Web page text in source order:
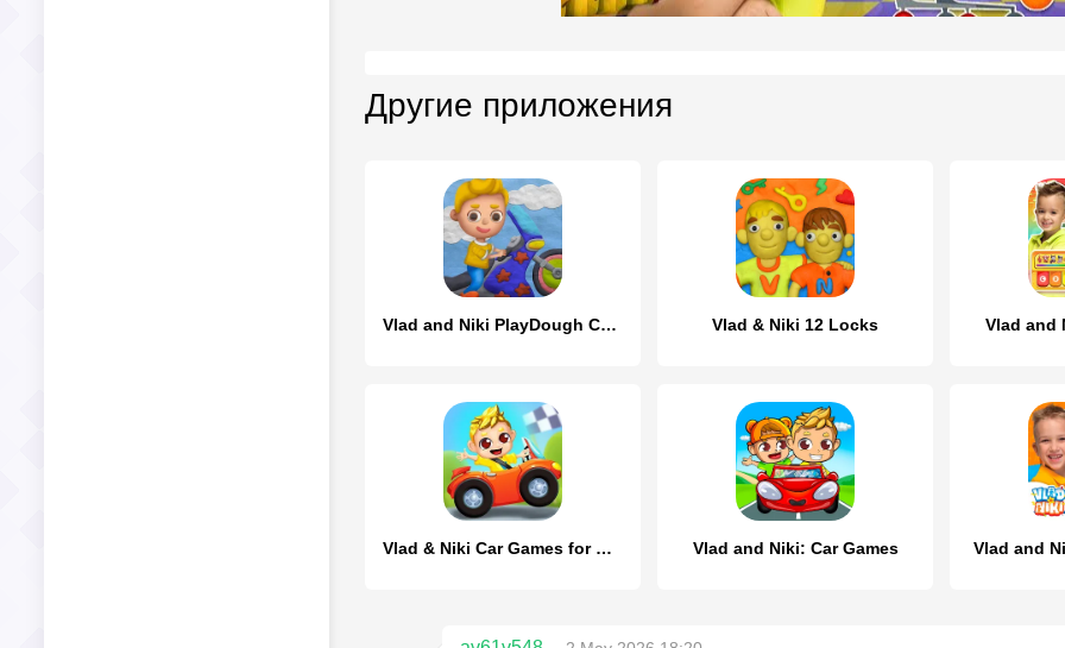
Другие приложения
Vlad and Niki PlayDough Cars Vlad & Niki 12 Locks Vlad and
Vlad & Niki Car Games for Kids Vlad and Niki: Car Games Vlad and